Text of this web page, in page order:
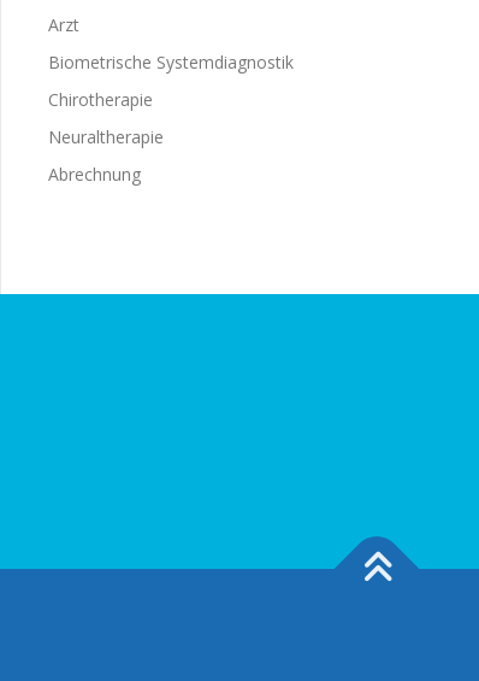
Arzt
Biometrische Systemdiagnostik
Chirotherapie
Neuraltherapie
Abrechnung